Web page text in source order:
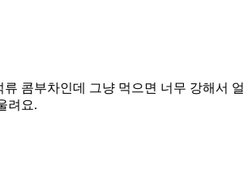
콤부차인데 그냥 먹으면 너무 강해서
려요.